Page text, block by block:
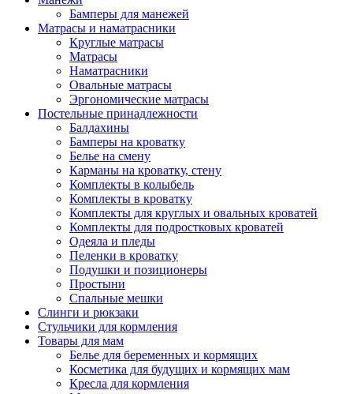
Бамперы для манежей
Матрасы и наматрасники
Круглые матрасы
Матрасы
Наматрасники
Овальные матрасы
Эргономические матрасы
Постельные принадлежности
Балдахины
Бамперы на кроватку
Белье на смену
Карманы на кроватку, стену
Комплекты в колыбель
Комплекты в кроватку
Комплекты для круглых и овальных кроватей
Комплекты для подростковых кроватей
Одеяла и пледы
Пеленки в кроватку
Подушки и позиционеры
Простыни
Спальные мешки
Слинги и рюкзаки
Стульчики для кормления
Товары для мам
Белье для беременных и кормящих
Косметика для будущих и кормящих мам
Кресла для кормления